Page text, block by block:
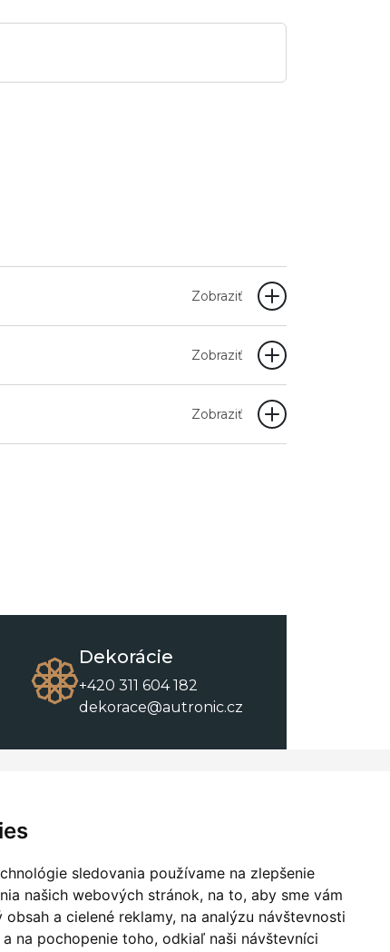
sledovania používame na zlepšenie
našich webových stránok, na to, aby sme vám
a cielené reklamy, na analýzu návštevnosti
na pochopenie toho, odkiaľ naši návštevníci
Zobraziť
Zobraziť
Zobraziť
Dekorácie
+420 311 604 182
dekorace@autronic.cz
Kontakty